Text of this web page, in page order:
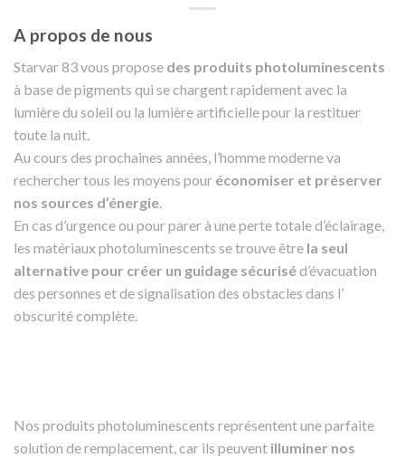
A propos de nous
Starvar 83 vous propose des produits photoluminescents
à base de pigments qui se chargent rapidement avec la
lumière du soleil ou la lumière artificielle pour la restituer
toute la nuit.
Au cours des prochaines années, l’homme moderne va
rechercher tous les moyens pour économiser et préserver
nos sources d’énergie
En cas d’urgence ou pour parer à une perte totale d’éclairage,
les matériaux photoluminescents se trouve être la seul
alternative pour créer un guidage sécuriséd’évacuation
des personnes et de signalisation des obstacles dans l’
obscurité complète.
Nos produits photoluminescents représentent une parfaite
solution de remplacement, car ils peuvent illuminer nos